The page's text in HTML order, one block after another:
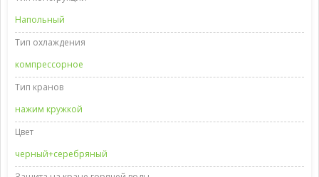
Напольный
Тип охлаждения
компрессорное
Тип кранов
нажим кружкой
Цвет
черный+серебряный